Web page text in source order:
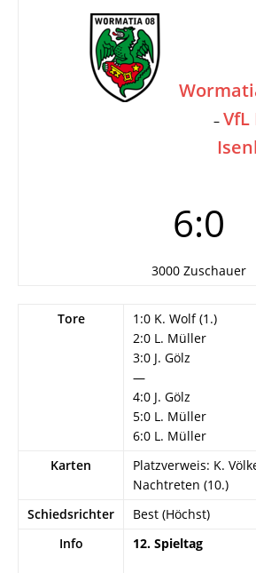
– VfL
6:0
3000 Zuschauer
Tore
1:0 K. Wolf (1.)
2:0 L. Müller
3:0 J. Gölz
—
4:0 J. Gölz
5:0 L. Müller
6:0 L. Müller
Karten
Platzverweis: K.
Nachtreten (10.)
Schiedsrichter
Best (Höchst)
Info
12. Spieltag